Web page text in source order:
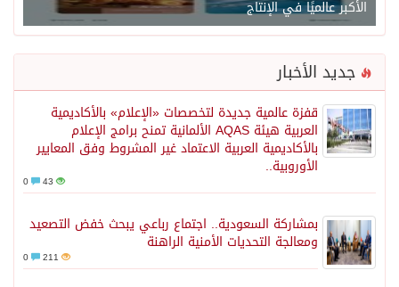
الأكبر عالميًا في الإنتاج
جديد الأخبار
قفزة عالمية جديدة لتخصصات «الإعلام» بالأكاديمية
العربية هيئة AQAS الألمانية تمنح برامج الإعلام
بالأكاديمية العربية الاعتماد غير المشروط وفق المعايير
الأوروبية..
43
بمشاركة السعودية.. اجتماع رباعي يبحث خفض التصعيد
ومعالجة التحديات الأمنية الراهنة
211